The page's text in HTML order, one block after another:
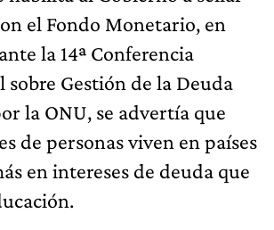
el Fondo Monetario, en
la 14ª Conferencia
Gestión de la Deuda
la ONU, se advertía que
de personas viven en países
en intereses de deuda que